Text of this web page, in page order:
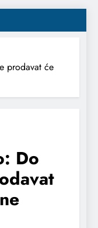
prodavat će
Do